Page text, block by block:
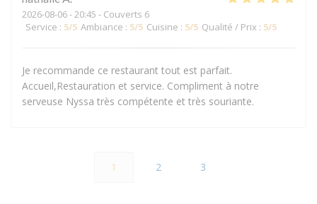
2026-08-06- 20:45 - Couverts 6
Service : 5/5 Ambiance : 5/5 Cuisine : 5/5 Qualité / Prix : 5/5
Je recommande ce restaurant tout est parfait.
Accueil,Restauration et service. Compliment à notre
serveuse Nyssa très compétente et très souriante.
1 2 3